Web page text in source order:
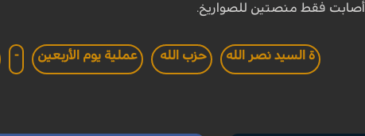
أصابت فقط منصتين للصواريخ.
ة السيد نصر الله حزب الله عملية يوم الأربعين -